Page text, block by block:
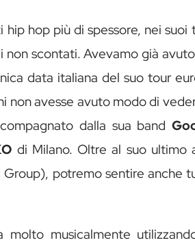
hop più di spessore, nei
scontati. Avevamo già
data italiana del suo tour
non avesse avuto modo di
dalla sua band
di Milano. Oltre al suo ultimo
Group), potremo sentire anche
molto musicalmente